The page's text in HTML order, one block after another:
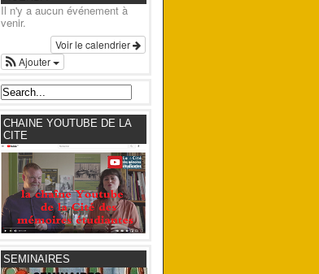
Il n'y a aucun événement à
venir.
Voir le calendrier
Ajouter
CHAINE YOUTUBE DE LA
CITE
SEMINAIRES